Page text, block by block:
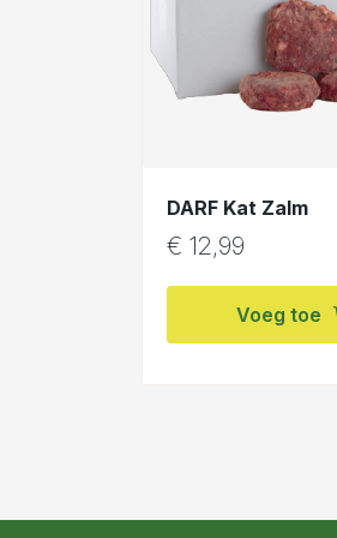
DARF Kat Zalm
€ 12,99
Voeg toe